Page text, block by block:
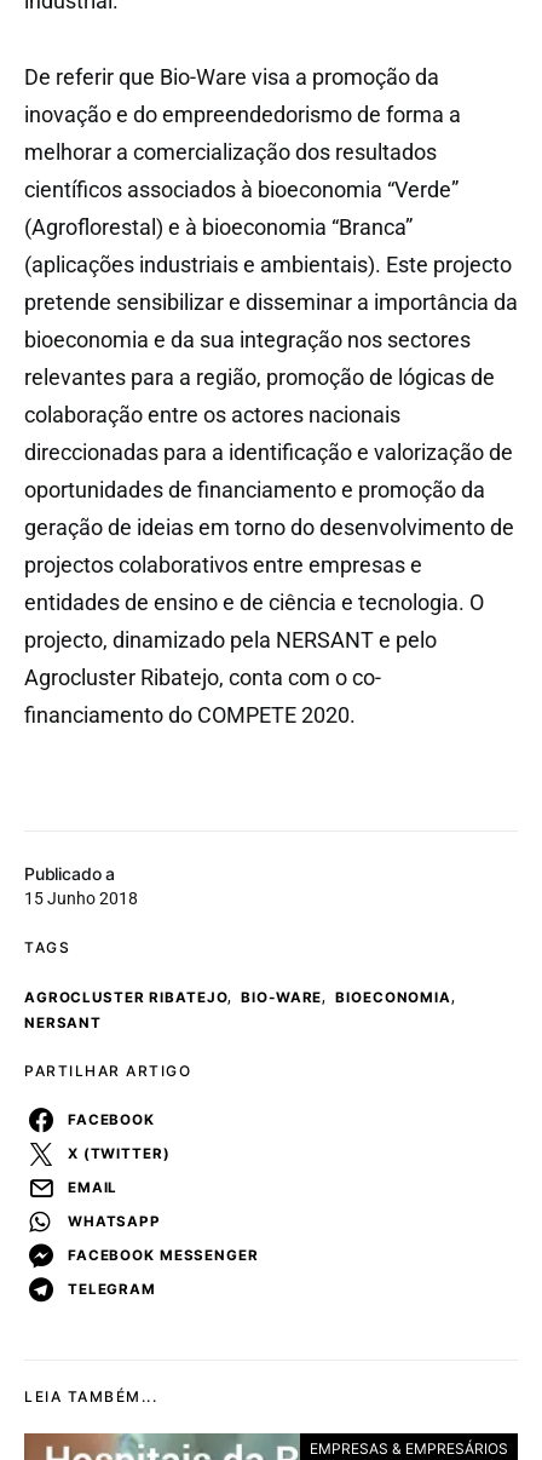
Publicado a
15 Junho 2018
TAGS
AGROCLUSTER RIBATEJO, BIO-WARE, BIOECONOMIA,
NERSANT
PARTILHAR ARTIGO
FACEBOOK
X (TWITTER)
EMAIL
WHATSAPP
FACEBOOK MESSENGER
TELEGRAM
De referir que Bio-Ware visa a promoção da
inovação e do empreendedorismo de forma a
melhorar a comercialização dos resultados
científicos associados à bioeconomia “Verde”
(Agroflorestal) e à bioeconomia “Branca”
(aplicações industriais e ambientais). Este projecto
pretende sensibilizar e disseminar a importância da
bioeconomia e da sua integração nos sectores
relevantes para a região, promoção de lógicas de
colaboração entre os actores nacionais
direccionadas para a identificação e valorização de
oportunidades de financiamento e promoção da
geração de ideias em torno do desenvolvimento de
projectos colaborativos entre empresas e
entidades de ensino e de ciência e tecnologia. O
projecto, dinamizado pela NERSANT e pelo
Agrocluster Ribatejo, conta com o co-
financiamento do COMPETE 2020.
LEIA TAMBÉM...
EMPRESAS & EMPRESÁRIOS